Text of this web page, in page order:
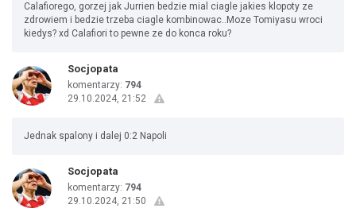
Calafiorego, gorzej jak Jurrien bedzie mial ciagle jakies klopoty ze
zdrowiem i bedzie trzeba ciagle kombinowac..Moze Tomiyasu wroci
kiedys? xd Calafiori to pewne ze do konca roku?
Socjopata
komentarzy: 794
29.10.2024, 21:52
Jednak spalony i dalej 0:2 Napoli
Socjopata
komentarzy: 794
29.10.2024, 21:50